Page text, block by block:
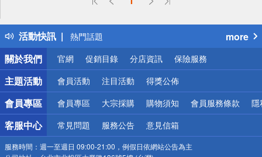
活動快訊
得獎公告
熱門話題
銀行優惠
偏遠地區配送
詐騙網頁！請小心！
more
關於我們
官網 促銷目錄 分店資訊 保險服務
主題活動 會員活動 注目活動 得獎公佈
會員專區 會員專區 大宗採購 購物須知 會員服務條款 隱
客服中心 常見問題 服務公告 意見信箱
服務時間： 週一至週日 09:00-21:00，例假日依網站公告為主